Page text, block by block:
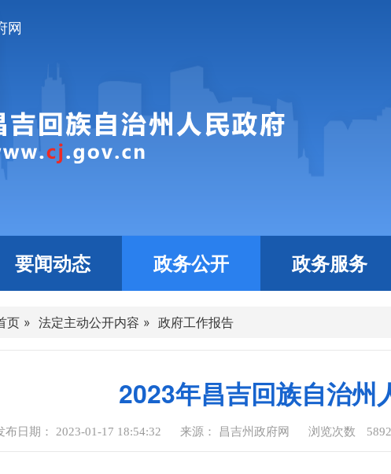
网
要闻动态 政务公开 政务服务
页 » 法定主动公开内容 » 政府工作报告
2023年昌吉回族自治州
布日期： 2023-01-17 18:54:32 来源： 昌吉州政府网 浏览次数 5892